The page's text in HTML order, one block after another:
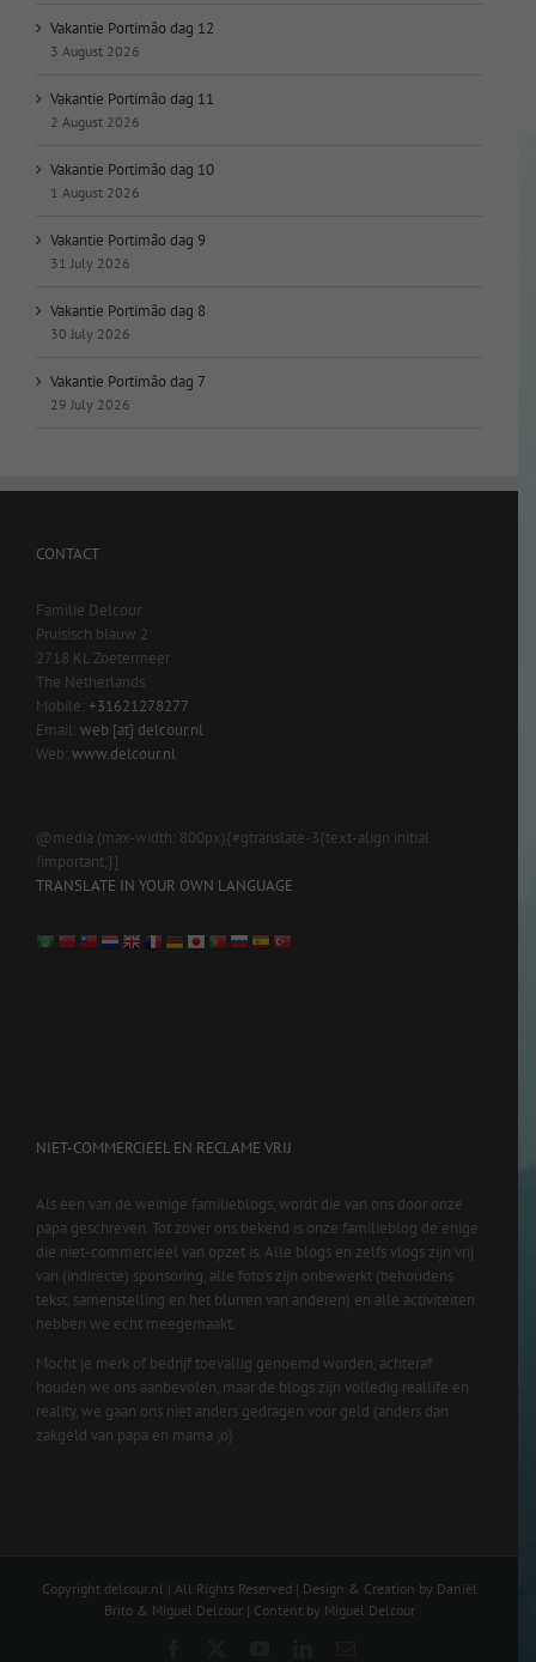
Vakantie Portimão dag 12
3 August 2026
Vakantie Portimão dag 11
2 August 2026
Vakantie Portimão dag 10
1 August 2026
Vakantie Portimão dag 9
31 July 2026
Vakantie Portimão dag 8
30 July 2026
Vakantie Portimão dag 7
29 July 2026
CONTACT
Familie Delcour
Pruisisch blauw 2
2718 KL Zoetermeer
The Netherlands
Mobile: +31621278277
Email: web [at] delcour.nl
Web: www.delcour.nl
@media (max-width: 800px){#gtranslate-3{text-align:initial
!important;}}
TRANSLATE IN YOUR OWN LANGUAGE
NIET-COMMERCIEEL EN RECLAME VRIJ
Als een van de weinige familieblogs, wordt die van ons door onze
papa geschreven. Tot zover ons bekend is onze familieblog de enige
die niet-commercieel van opzet is. Alle blogs en zelfs vlogs zijn vrij
van (indirecte) sponsoring, alle foto’s zijn onbewerkt (behoudens
tekst, samenstelling en het blurren van anderen) en alle activiteiten
hebben we echt meegemaakt.
Mocht je merk of bedrijf toevallig genoemd worden, achteraf
houden we ons aanbevolen, maar de blogs zijn volledig reallife en
reality, we gaan ons niet anders gedragen voor geld (anders dan
zakgeld van papa en mama ;o)
Copyright delcour.nl | All Rights Reserved | Design & Creation by Daniël
Brito & Miguel Delcour | Content by Miguel Delcour